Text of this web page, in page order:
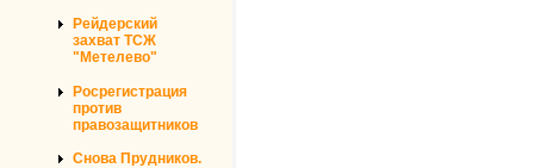
Рейдерский
захват ТСЖ
"Метелево"
Росрегистрация
против
правозащитников
Снова Прудников.